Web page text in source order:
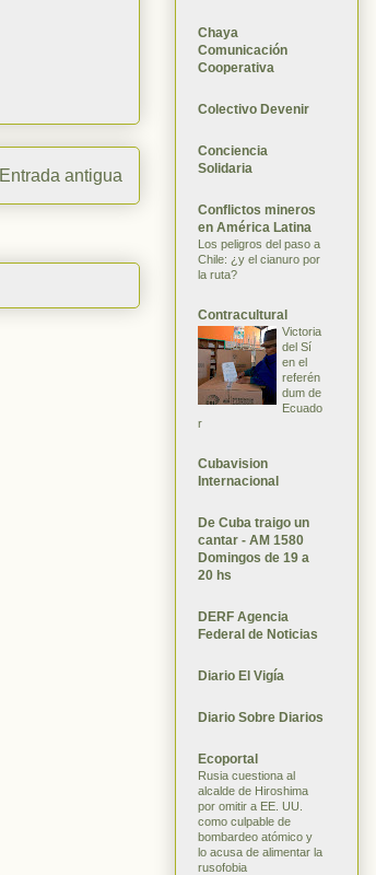
Entrada antigua
Chaya
Comunicación
Cooperativa
Colectivo Devenir
Conciencia
Solidaria
Conflictos mineros
en América Latina
Los peligros del paso a
Chile: ¿y el cianuro por
la ruta?
Contracultural
Victoria
del Sí
en el
referén
dum de
Ecuado
r
Cubavision
Internacional
De Cuba traigo un
cantar - AM 1580
Domingos de 19 a
20 hs
DERF Agencia
Federal de Noticias
Diario El Vigía
Diario Sobre Diarios
Ecoportal
Rusia cuestiona al
alcalde de Hiroshima
por omitir a EE. UU.
como culpable de
bombardeo atómico y
lo acusa de alimentar la
rusofobia